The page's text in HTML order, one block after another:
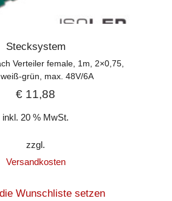
Stecksystem
Verteiler female, 1m, 2×0,75,
grün, max. 48V/6A
€ 11,88
inkl. 20 % MwSt.
zzgl.
Versandkosten
Wunschliste setzen